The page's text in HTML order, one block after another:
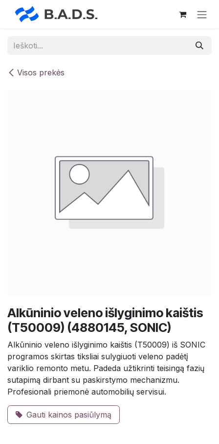
Skip to Content
Visos prekės
Alkūninio veleno išlyginimo kaištis
(T50009) (4880145, SONIC)
Alkūninio veleno išlyginimo kaištis (T50009) iš SONIC
programos skirtas tiksliai sulygiuoti veleno padėtį
variklio remonto metu. Padeda užtikrinti teisingą fazių
sutapimą dirbant su paskirstymo mechanizmu.
Profesionali priemonė automobilių servisui.
Gauti kainos pasiūlymą